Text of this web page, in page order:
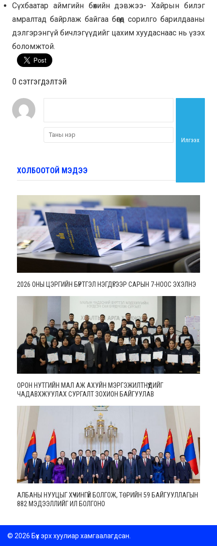
Cүхбаатар аймгийн бөхийн дэвжээ- Хайрын билэг
амралтад байрлаж байгаа бөгөөд сорилго барилдааны
дэлгэрэнгүй бичлэгүүдийг цахим хуудаснаас нь үзэх
боломжтой.
0 cэтгэгдэлтэй
Илгээх
ХОЛБООТОЙ МЭДЭЭ
2026 ОНЫ ЦЭРГИЙН БҮРТГЭЛ НЭГДҮГЭЭР САРЫН 7-НООС ЭХЭЛНЭ
ОРОН НУТГИЙН МАЛ АЖ АХУЙН МЭРГЭЖИЛТНҮҮДИЙГ
ЧАДАВХЖУУЛАХ СУРГАЛТ ЗОХИОН БАЙГУУЛАВ
АЛБАНЫ НУУЦЫГ ХҮЧИНГҮЙ БОЛГОЖ, ТӨРИЙН 59 БАЙГУУЛЛАГЫН
882 МЭДЭЭЛЛИЙГ ИЛ БОЛГОНО
© 2026 Бүх эрх хуулиар хамгаалагдсан.